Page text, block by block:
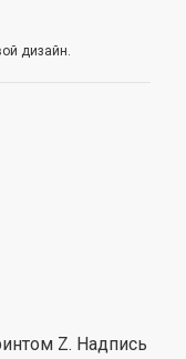
дизайн.
Z. Надпись